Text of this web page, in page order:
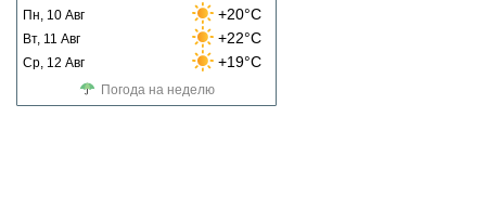
Пн, 10 Авг +20°C
Вт, 11 Авг +22°C
Ср, 12 Авг +19°C
Погода на неделю